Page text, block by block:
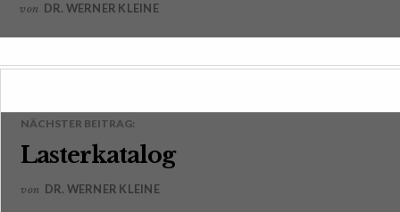
von DR. WERNER KLEINE
NÄCHSTER BEITRAG:
Lasterkatalog
von DR. WERNER KLEINE